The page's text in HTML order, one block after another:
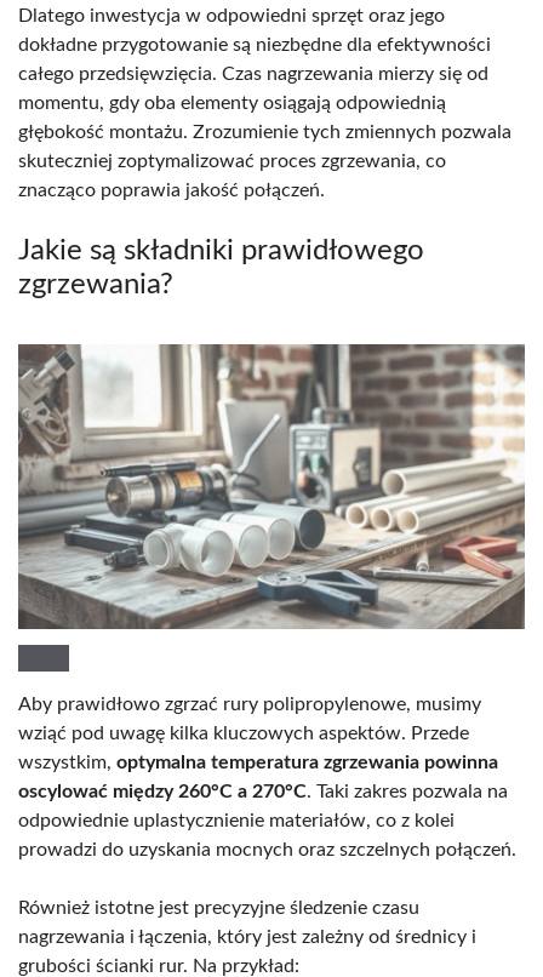
Dlatego inwestycja w odpowiedni sprzęt oraz jego
dokładne przygotowanie są niezbędne dla efektywności
całego przedsięwzięcia. Czas nagrzewania mierzy się od
momentu, gdy oba elementy osiągają odpowiednią
głębokość montażu. Zrozumienie tych zmiennych pozwala
skuteczniej zoptymalizować proces zgrzewania, co
znacząco poprawia jakość połączeń.
Jakie są składniki prawidłowego
zgrzewania?
Aby prawidłowo zgrzać rury polipropylenowe, musimy
wziąć pod uwagę kilka kluczowych aspektów. Przede
wszystkim, optymalna temperatura zgrzewania powinna
oscylować między 260°C a 270°C. Taki zakres pozwala na
odpowiednie uplastycznienie materiałów, co z kolei
prowadzi do uzyskania mocnych oraz szczelnych połączeń.
Również istotne jest precyzyjne śledzenie czasu
nagrzewania i łączenia, który jest zależny od średnicy i
grubości ścianki rur. Na przykład: